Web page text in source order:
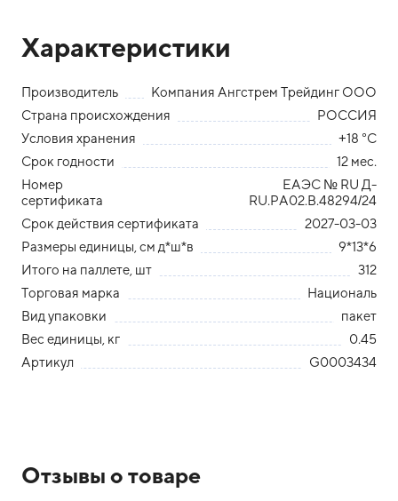
Характеристики
Производитель
Компания Ангстрем Трейдинг ООО
Страна происхождения
РОССИЯ
Условия хранения
+18 °С
Срок годности
12 мес.
Номер
сертификата
ЕАЭС № RU Д-
RU.РА02.В.48294/24
Срок действия сертификата
2027-03-03
Размеры единицы, см д*ш*в
9*13*6
Итого на паллете, шт
312
Торговая марка
Националь
Вид упаковки
пакет
Вес единицы, кг
0.45
Артикул
G0003434
Отзывы о товаре